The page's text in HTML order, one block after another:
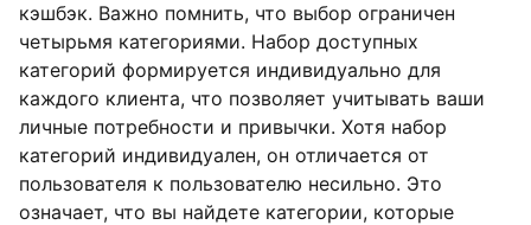
кэшбэк. Важно помнить, что выбор ограничен
четырьмя категориями. Набор доступных
категорий формируется индивидуально для
каждого клиента, что позволяет учитывать ваши
личные потребности и привычки. Хотя набор
категорий индивидуален, он отличается от
пользователя к пользователю несильно. Это
означает, что вы найдете категории, которые